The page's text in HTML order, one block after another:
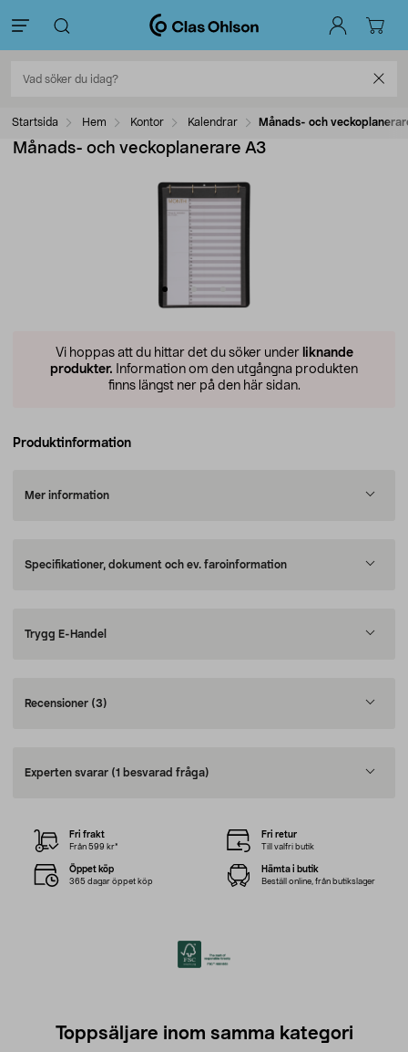
Startsida Hem Kontor Kalendrar Månads- och
Månads- och veckoplanerare A3
Vi hoppas att du hittar det du söker under liknande
produkter. Information om den utgångna produkten
finns längst ner på den här sidan.
Produktinformation
Mer information
Specifikationer, dokument och ev. faroinformation
Trygg E-Handel
Recensioner (3)
Experten svarar (1 besvarad fråga)
Fri frakt
Från 599 kr*
Fri retur
Till valfri butik
Öppet köp
365 dagar öppet köp
Hämta i butik
Beställ online, från butikslager
Toppsäljare inom samma kategori